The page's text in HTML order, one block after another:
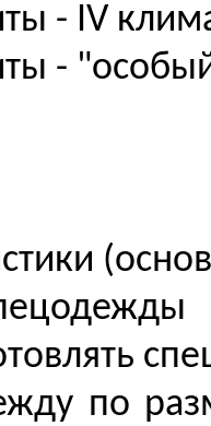
- IV
-
по